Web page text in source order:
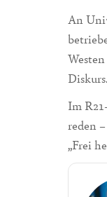
An
Diskurs.
Im
reden
„Frei